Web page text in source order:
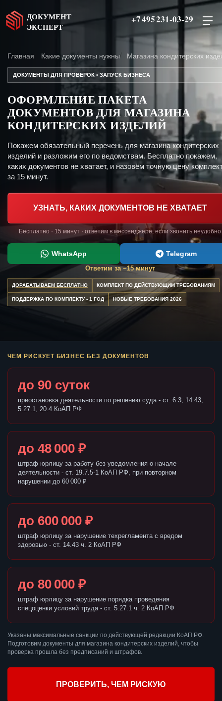
ДОКУМЕНТ
ЭКСПЕРТ
+7 495 231-03-29
Главная Какие документы нужны Магазина кондитерских
ДОКУМЕНТЫ ДЛЯ ПРОВЕРОК • ЗАПУСК БИЗНЕСА
ОФОРМЛЕНИЕ ПАКЕТА
ДОКУМЕНТОВ ДЛЯ МАГАЗИНА
КОНДИТЕРСКИХ ИЗДЕЛИЙ
Покажем обязательный перечень для магазина кондитерских
изделий и разложим его по ведомствам. Бесплатно покажем,
каких документов не хватает, и назовём точную цену
за 15 минут.
УЗНАТЬ, КАКИХ ДОКУМЕНТОВ НЕ ХВАТАЕТ
Бесплатно · 15 минут · ответим в мессенджере, если звонить неудобно
WhatsApp Telegram
Ответим за ~15 минут
ДОРАБАТЫВАЕМ БЕСПЛАТНО КОМПЛЕКТ ПО ДЕЙСТВУЮЩИМ ТРЕБОВАНИЯМ
ПОДДЕРЖКА ПО КОМПЛЕКТУ - 1 ГОД НОВЫЕ ТРЕБОВАНИЯ 2026
ЧЕМ РИСКУЕТ БИЗНЕС БЕЗ ДОКУМЕНТОВ
до 90 суток
приостановка деятельности по решению суда - ст. 6.3, 14.43,
5.27.1, 20.4 КоАП РФ
до 48 000 ₽
штраф юрлицу за работу без уведомления о начале
деятельности - ст. 19.7.5-1 КоАП РФ, при повторном
нарушении до 60 000 ₽
до 600 000 ₽
штраф юрлицу за нарушение техрегламента с вредом
здоровью - ст. 14.43 ч. 2 КоАП РФ
до 80 000 ₽
штраф юрлицу за нарушение порядка проведения
спецоценки условий труда - ст. 5.27.1 ч. 2 КоАП РФ
Указаны максимальные санкции по действующей редакции КоАП РФ.
Подготовим документы для магазина кондитерских изделий, чтобы
проверка прошла без предписаний и штрафов.
ПРОВЕРИТЬ, ЧЕМ РИСКУЮ